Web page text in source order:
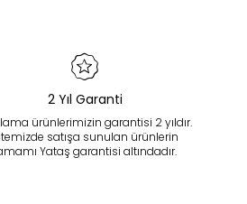
2 Yıl Garanti
ürünlerimizin garantisi 2 yıldır.
satışa sunulan ürünlerin
Yataş garantisi altındadır.